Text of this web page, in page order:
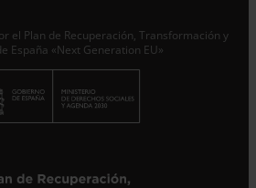
el Plan de Recuperación, Transformación y
España «Next Generation EU»